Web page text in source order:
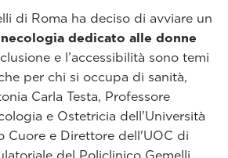
di Roma ha deciso di avviare un
dedicato alle donne
e l’accessibilità sono temi
per chi si occupa di sanità,
Carla Testa, Professore
e Ostetricia dell'Università
Cuore e Direttore dell'UOC di